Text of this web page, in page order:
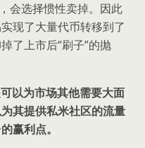
会选择惯性卖掉。因此
现了大量代币转移到了
了上市后“刷子”的抛
以为市场其他需要大面
其提供私米社区的流量
赢利点。